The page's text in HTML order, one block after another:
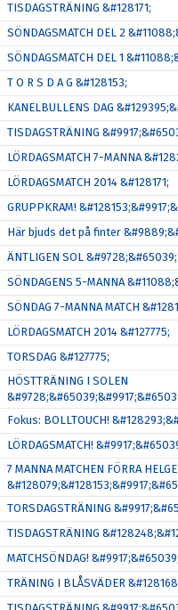
TISDAGSTRÄNING &#128171;
SÖNDAGSMATCH DEL 2
SÖNDAGSMATCH DEL 1
T O R S D A G &#128153;
KANELBULLENS DAG
TISDAGSTRÄNING
LÖRDAGSMATCH 7-MANNA
LÖRDAGSMATCH 2014 &#128171;
GRUPPKRAM!
Här bjuds det på finter
ÄNTLIGEN SOL &#9728;&#65039;
SÖNDAGENS 5-MANNA
SÖNDAG 7-MANNA MATCH
LÖRDAGSMATCH 2014 &#127775;
TORSDAG &#127775;
HÖSTTRÄNING I SOLEN
Fokus: BOLLTOUCH!
LÖRDAGSMATCH!
7 MANNA MATCHEN FÖRRA
TORSDAGSTRÄNING
TISDAGSTRÄNING
MATCHSÖNDAG! &#9917;&#65039;
TRÄNING I BLÅSVÄDER